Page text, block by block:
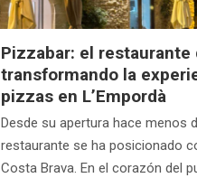
Pizzabar: el restaurante
transformando la
pizzas en L’Empordà
Desde su apertura hace menos
restaurante se ha posicionado
Costa Brava. En el corazón del